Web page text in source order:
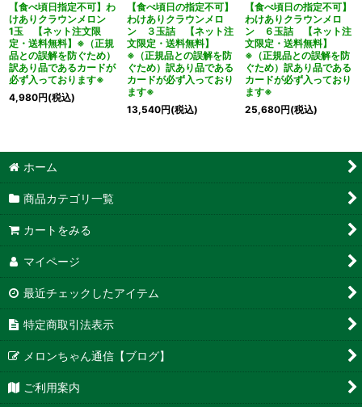
【食べ頃日指定不可】わ
けありクラウンメロン
1玉 【ネット注文限
定・送料無料】※（正規
品との誤解を防ぐため）
訳あり品であるカードが
必ず入っております※
4,980円(税込)
【食べ頃日の指定不可】
わけありクラウンメロ
ン ３玉詰 【ネット注
文限定・送料無料】
※（正規品との誤解を防
ぐため）訳あり品である
カードが必ず入っており
ます※
13,540円(税込)
【食べ頃日の指定不可】
わけありクラウンメロ
ン ６玉詰 【ネット注
文限定・送料無料】
※（正規品との誤解を防
ぐため）訳あり品である
カードが必ず入っており
ます※
25,680円(税込)
ホーム
商品カテゴリ一覧
カートをみる
マイページ
最近チェックしたアイテム
特定商取引法表示
メロンちゃん通信【ブログ】
ご利用案内